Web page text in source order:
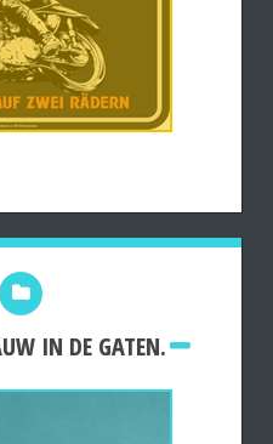
IN DE GATEN.